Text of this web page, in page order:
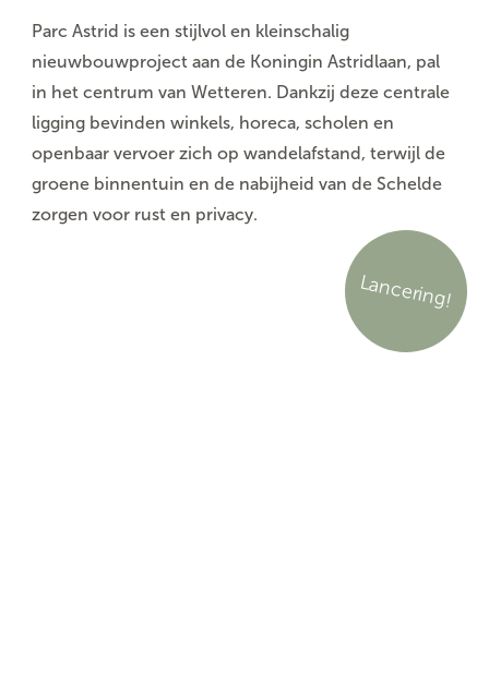
Parc Astrid is een stijlvol en kleinschalig
nieuwbouwproject aan de Koningin Astridlaan, pal
in het centrum van Wetteren. Dankzij deze centrale
ligging bevinden winkels, horeca, scholen en
openbaar vervoer zich op wandelafstand, terwijl de
groene binnentuin en de nabijheid van de Schelde
zorgen voor rust en privacy.
Lancering!